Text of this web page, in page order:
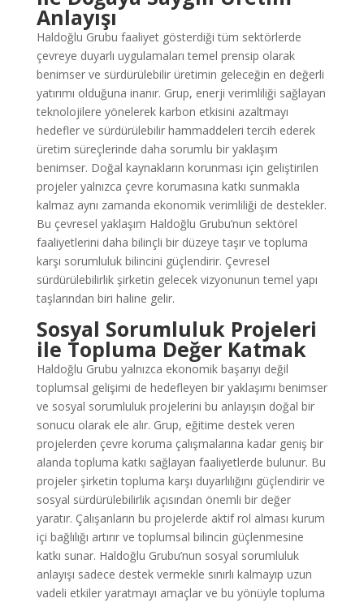
Anlayışı
Haldoğlu Grubu faaliyet gösterdiği tüm sektörlerde
çevreye duyarlı uygulamaları temel prensip olarak
benimser ve sürdürülebilir üretimin geleceğin en değerli
yatırımı olduğuna inanır. Grup, enerji verimliliği sağlayan
teknolojilere yönelerek karbon etkisini azaltmayı
hedefler ve sürdürülebilir hammaddeleri tercih ederek
üretim süreçlerinde daha sorumlu bir yaklaşım
benimser. Doğal kaynakların korunması için geliştirilen
projeler yalnızca çevre korumasına katkı sunmakla
kalmaz aynı zamanda ekonomik verimliliği de destekler.
Bu çevresel yaklaşım Haldoğlu Grubu’nun sektörel
faaliyetlerini daha bilinçli bir düzeye taşır ve topluma
karşı sorumluluk bilincini güçlendirir. Çevresel
sürdürülebilirlik şirketin gelecek vizyonunun temel yapı
taşlarından biri haline gelir.
Sosyal Sorumluluk Projeleri
ile Topluma Değer Katmak
Haldoğlu Grubu yalnızca ekonomik başarıyı değil
toplumsal gelişimi de hedefleyen bir yaklaşımı benimser
ve sosyal sorumluluk projelerini bu anlayışın doğal bir
sonucu olarak ele alır. Grup, eğitime destek veren
projelerden çevre koruma çalışmalarına kadar geniş bir
alanda topluma katkı sağlayan faaliyetlerde bulunur. Bu
projeler şirketin topluma karşı duyarlılığını güçlendirir ve
sosyal sürdürülebilirlik açısından önemli bir değer
yaratır. Çalışanların bu projelerde aktif rol alması kurum
içi bağlılığı artırır ve toplumsal bilincin güçlenmesine
katkı sunar. Haldoğlu Grubu’nun sosyal sorumluluk
anlayışı sadece destek vermekle sınırlı kalmayıp uzun
vadeli etkiler yaratmayı amaçlar ve bu yönüyle topluma